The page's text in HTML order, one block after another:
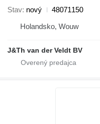
Stav nový
48071150
Holandsko, Wouw
J&Th van der Veldt BV